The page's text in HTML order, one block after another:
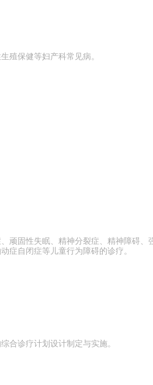
殖保健等妇产科常见病。
固性失眠、精神分裂症、精神障碍
症自闭症等儿童行为障碍的诊疗。
合诊疗计划设计制定与实施。